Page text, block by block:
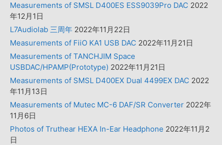
Measurements of SMSL D400ES ESS9039Pro DAC 2022
年12月1日
L7Audiolab 三周年 2022年11月22日
Measurements of FiiO KA1 USB DAC 2022年11月21日
Measurements of TANCHJIM Space
USBDAC/HPAMP(Prototype) 2022年11月21日
Measurements of SMSL D400EX Dual 4499EX DAC 2022
年11月13日
Measurements of Mutec MC-6 DAF/SR Converter 2022年
11月6日
Photos of Truthear HEXA In-Ear Headphone 2022年11月2
日